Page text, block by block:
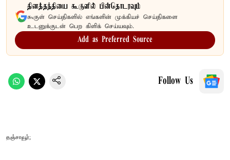
தினத்தந்தியை கூகுளில் பின்தொடரவும்
கூகுள் செய்திகளில் எங்களின் முக்கியச் செய்திகளை
உடனுக்குடன் பெற கிளிக் செய்யவும்.
Add as Preferred Source
Follow Us
தஞ்சாவூர்;